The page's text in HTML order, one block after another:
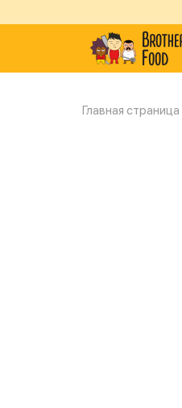
Главная страница